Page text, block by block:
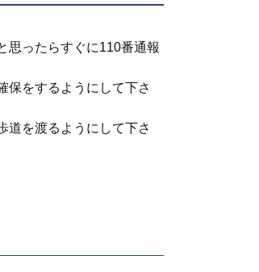
思ったらすぐに110番通報
保をするようにして下さ
道を渡るようにして下さ